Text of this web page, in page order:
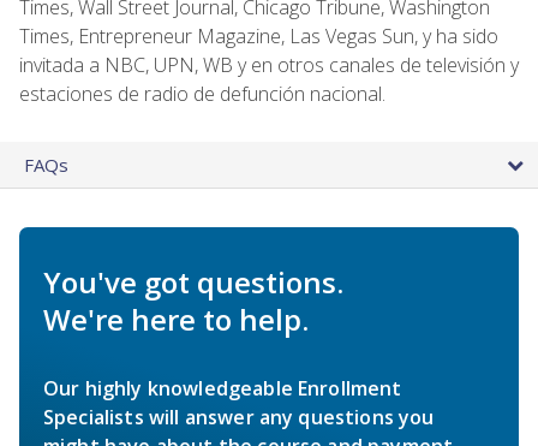
Times, Wall Street Journal, Chicago Tribune, Washington
Times, Entrepreneur Magazine, Las Vegas Sun, y ha sido
invitada a NBC, UPN, WB y en otros canales de televisión y
estaciones de radio de defunción nacional.
FAQs
You've got questions.
We're here to help.
Our highly knowledgeable Enrollment
Specialists will answer any questions you